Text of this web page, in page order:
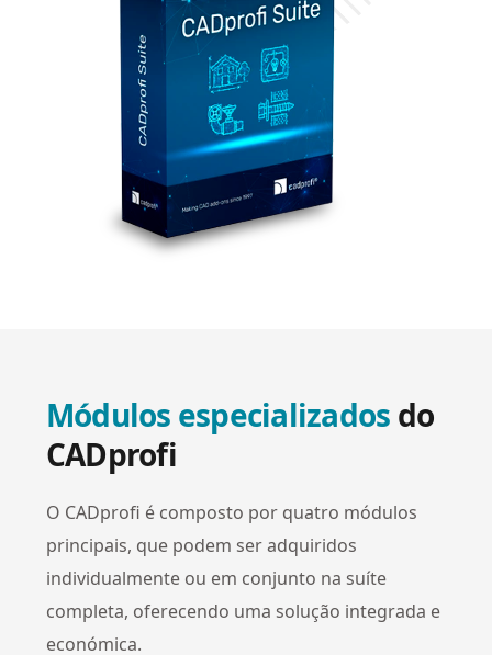
Módulos especializados do
CADprofi
O CADprofi é composto por quatro módulos
principais, que podem ser adquiridos
individualmente ou em conjunto na suíte
completa, oferecendo uma solução integrada e
económica.